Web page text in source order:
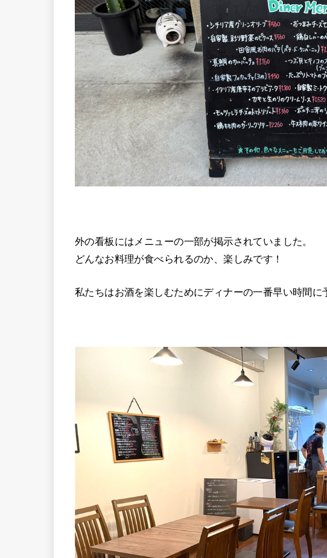
外の看板にはメニューの一部が掲示されていました。
どんなお料理が食べられるのか、楽しみです！
私たちはお酒を楽しむためにディナーの一番早い時間に